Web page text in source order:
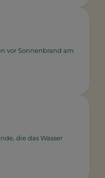
vor Sonnenbrand am
die das Wasser